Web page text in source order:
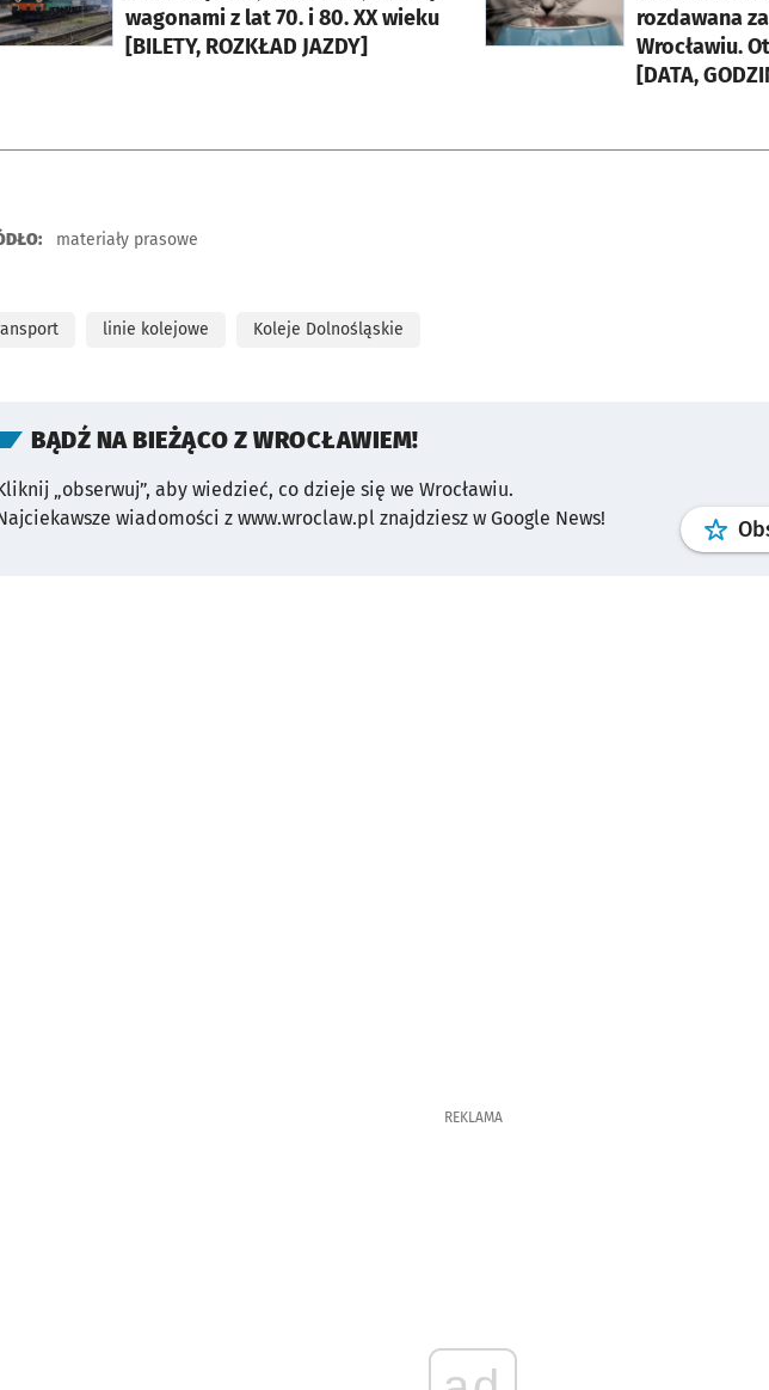
wagonami z lat 70. i 80. XX wieku
[BILETY, ROZKŁAD JAZDY]
rozdawana
Wrocławiu.
[DATA,
materiały prasowe
linie kolejowe Koleje Dolnośląskie
BĄDŹ NA BIEŻĄCO Z WROCŁAWIEM!
„obserwuj”, aby wiedzieć, co dzieje się we Wrocławiu.
wiadomości z www.wroclaw.pl znajdziesz w Google News!
REKLAMA